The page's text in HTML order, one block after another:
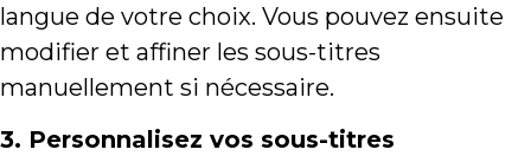
langue de votre choix. Vous pouvez ensuite
modifier et affiner les sous-titres
manuellement si nécessaire.
3. Personnalisez vos sous-titres